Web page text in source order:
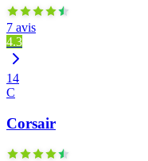
7 avis
4.3
14
C
Corsair